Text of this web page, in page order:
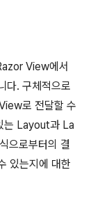
View에서
다. 구체적으로
로 전달할 수
는 Layout과 La
으로부터의 결
있는지에 대한